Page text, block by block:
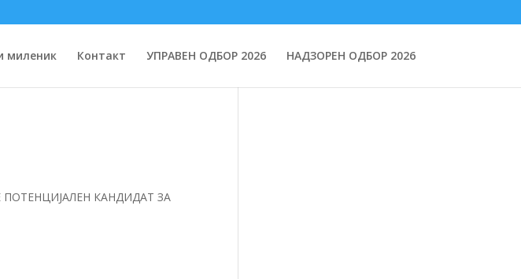
миленик Контакт УПРАВЕН ОДБОР 2026 НАДЗОРЕН ОДБОР 2026
КАНДИДАТ ЗА